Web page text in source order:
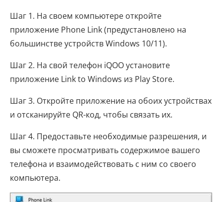
Шаг 1. На своем компьютере откройте
приложение Phone Link (предустановлено на
большинстве устройств Windows 10/11).
Шаг 2. На свой телефон iQOO установите
приложение Link to Windows из Play Store.
Шаг 3. Откройте приложение на обоих устройствах
и отсканируйте QR-код, чтобы связать их.
Шаг 4. Предоставьте необходимые разрешения, и
вы сможете просматривать содержимое вашего
телефона и взаимодействовать с ним со своего
компьютера.